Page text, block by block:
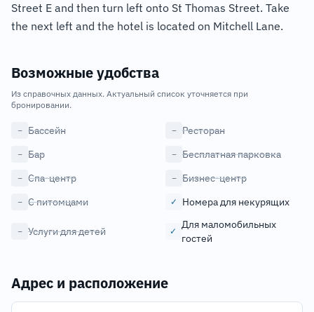
Street E and then turn left onto St Thomas Street. Take
the next left and the hotel is located on Mitchell Lane.
Возможные удобства
Из справочных данных. Актуальный список уточняется при
бронировании.
− Бассейн − Ресторан
− Бар − Бесплатная парковка
− Спа-центр − Бизнес-центр
− С питомцами ✓ Номера для некурящих
− Услуги для детей ✓
Для маломобильных
гостей
Адрес и расположение